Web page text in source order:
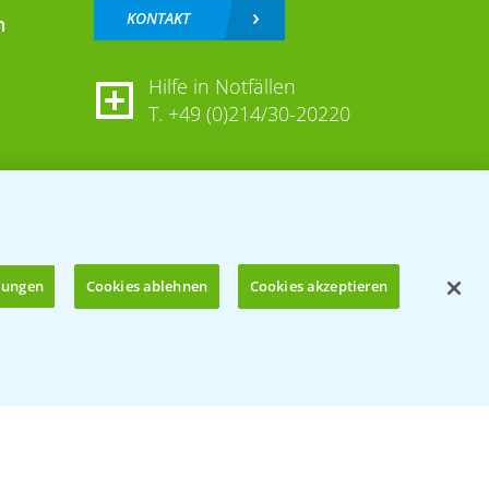
KONTAKT
Hilfe in Notfällen
T. +49 (0)214/30-20220
Cookies ablehnen Cookies akzeptieren